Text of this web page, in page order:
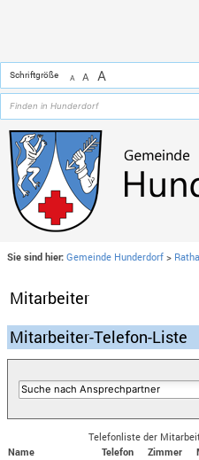
Schriftgröße A A A
Sie sind hier: Gemeinde Hunderdorf >
Mitarbeiter
Mitarbeiter-Telefon-Liste
Telefonliste der
Name
Telefon Zimmer